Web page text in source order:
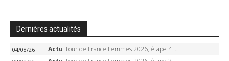
Dernières actualités
04/08/26 Actu Tour de France Femmes 2026, étape 4 – Marlen Reusser écrase le chrono, Ferrand-Prévot en crise